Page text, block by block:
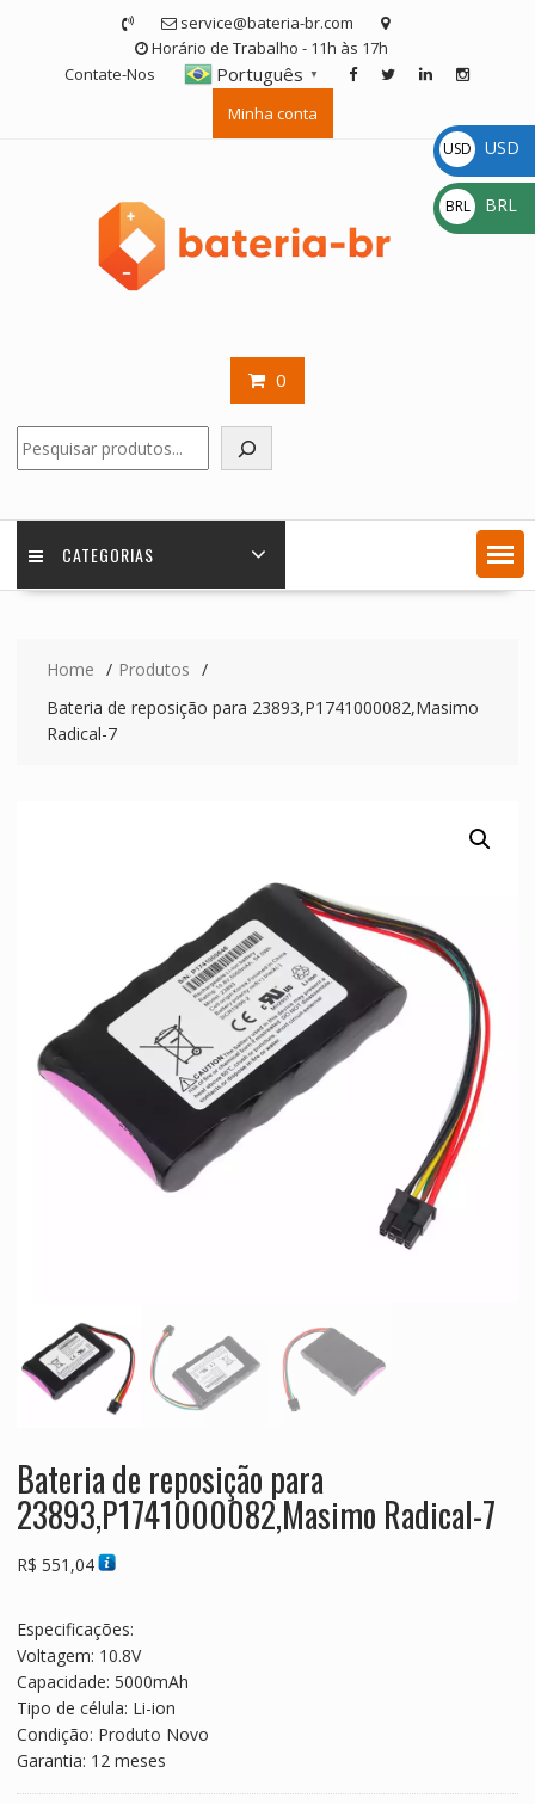
service@bateria-br.com
Horário de Trabalho - 11h às 17h
Contate-Nos
Português ▼
Minha conta
0
CATEGORIAS
Home
Produtos
Bateria de reposição para 23893,P1741000082,Masimo
Radical-7
Bateria de reposição para
23893,P1741000082,Masimo Radical-7
R$ 551,04
Especificações:
Voltagem: 10.8V
Capacidade: 5000mAh
Tipo de célula: Li-ion
Condição: Produto Novo
Garantia: 12 meses
USD
$
USD
BRL
R$
BRL